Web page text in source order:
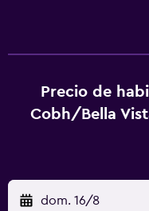
navegar por la web
wifi gratis. Los
incluyen escritorio y
de ocio y esparcimiento
instalaciones o cerca
Precio de
Cobh/Bella
dom. 16/8